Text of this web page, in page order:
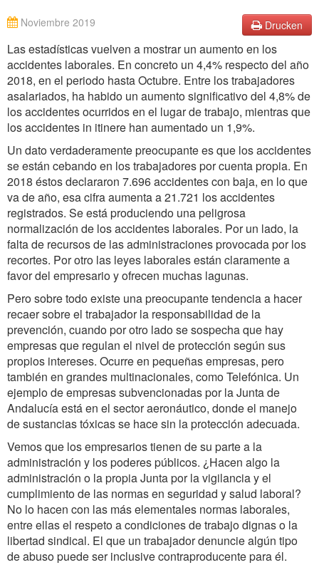
Drucken
Noviembre 2019
Las estadísticas vuelven a mostrar un aumento en los
accidentes laborales. En concreto un 4,4% respecto del año
2018, en el periodo hasta Octubre. Entre los trabajadores
asalariados, ha habido un aumento significativo del 4,8% de
los accidentes ocurridos en el lugar de trabajo, mientras que
los accidentes in itinere han aumentado un 1,9%.
Un dato verdaderamente preocupante es que los accidentes
se están cebando en los trabajadores por cuenta propia. En
2018 éstos declararon 7.696 accidentes con baja, en lo que
va de año, esa cifra aumenta a 21.721 los accidentes
registrados. Se está produciendo una peligrosa
normalización de los accidentes laborales. Por un lado, la
falta de recursos de las administraciones provocada por los
recortes. Por otro las leyes laborales están claramente a
favor del empresario y ofrecen muchas lagunas.
Pero sobre todo existe una preocupante tendencia a hacer
recaer sobre el trabajador la responsabilidad de la
prevención, cuando por otro lado se sospecha que hay
empresas que regulan el nivel de protección según sus
propios intereses. Ocurre en pequeñas empresas, pero
también en grandes multinacionales, como Telefónica. Un
ejemplo de empresas subvencionadas por la Junta de
Andalucía está en el sector aeronáutico, donde el manejo
de sustancias tóxicas se hace sin la protección adecuada.
Vemos que los empresarios tienen de su parte a la
administración y los poderes públicos. ¿Hacen algo la
administración o la propia Junta por la vigilancia y el
cumplimiento de las normas en seguridad y salud laboral?
No lo hacen con las más elementales normas laborales,
entre ellas el respeto a condiciones de trabajo dignas o la
libertad sindical. El que un trabajador denuncie algún tipo
de abuso puede ser inclusive contraproducente para él.